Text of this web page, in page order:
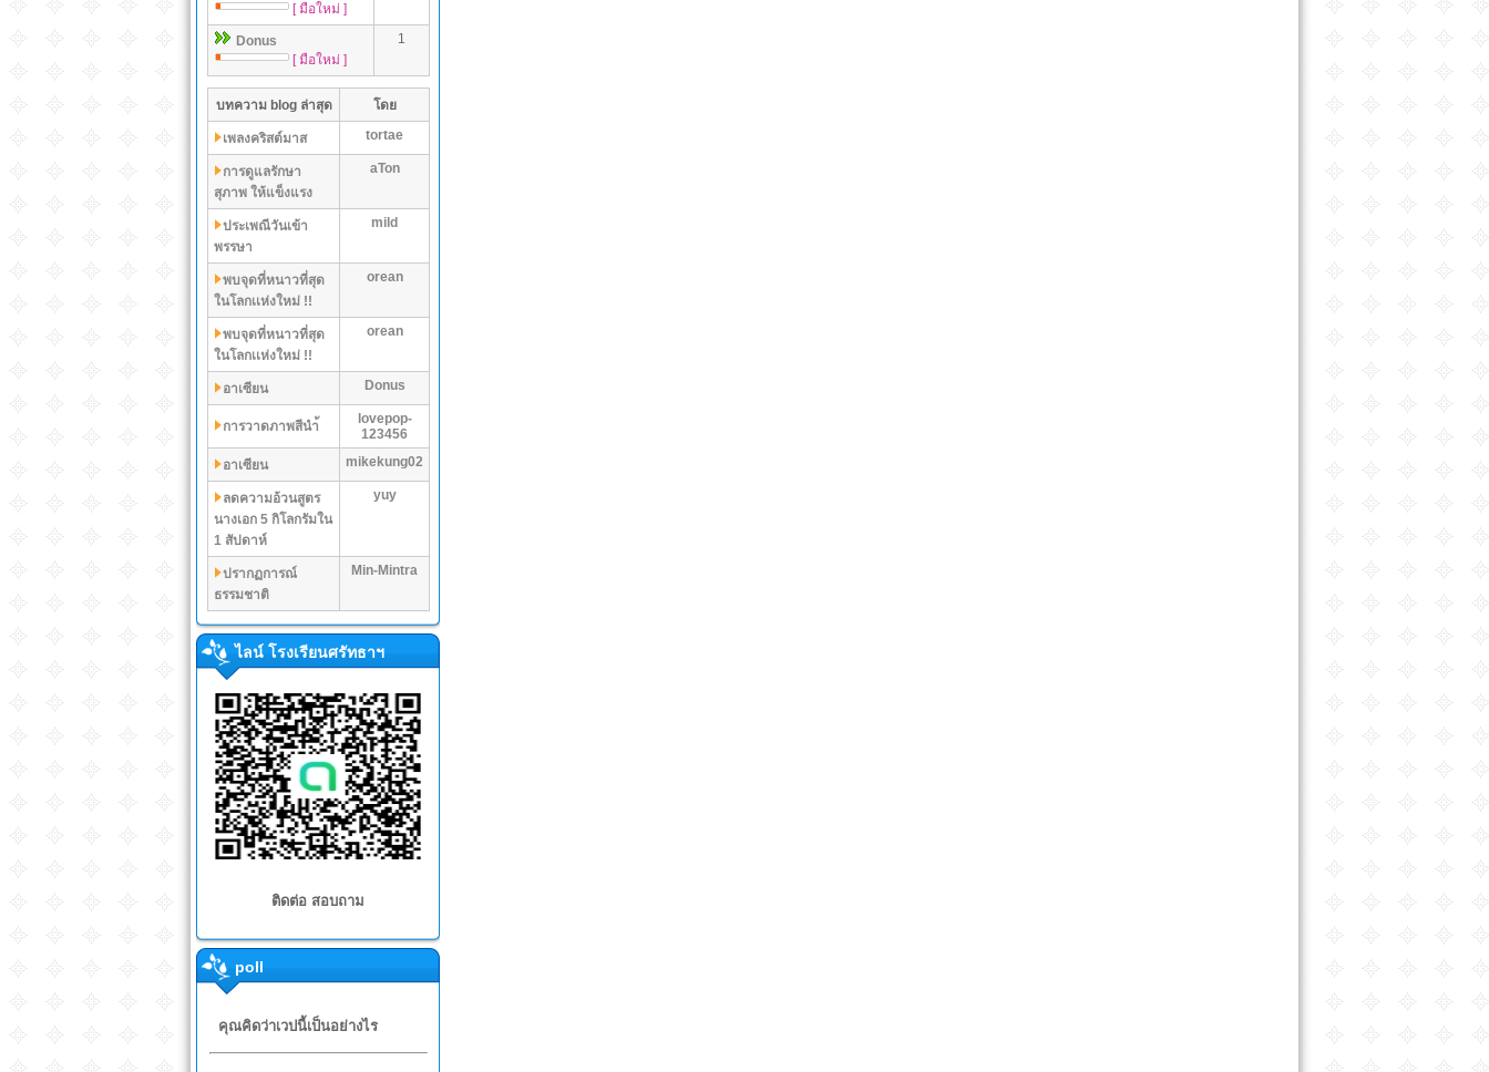
[ มือใหม่ ]
Donus
[ มือใหม่ ]
1
บทความ blog ล่าสุด โดย
เพลงคริสต์มาส tortae
การดูแลรักษา
สุภาพ ให้แข็งแรง
aTon
ประเพณีวันเข้า
พรรษา
mild
พบจุดที่หนาวที่สุด
ในโลกเเห่งใหม่ !!
orean
พบจุดที่หนาวที่สุด
ในโลกเเห่งใหม่ !!
orean
อาเซียน Donus
การวาดภาพสีนำ้
lovepop-
123456
อาเซียน
mikekung02
ลดความอ้วนสูตร
นางเอก 5 กิโลกรัมใน
1 สัปดาห์
yuy
ปรากฏการณ์
ธรรมชาติ
Min-Mintra
ไลน์ โรงเรียนศรัทธาฯ
ติดต่อ สอบถาม
poll
คุณคิดว่าเวปนี้เป็นอย่างไร